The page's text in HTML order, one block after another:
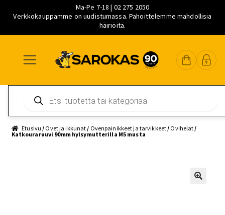
Ma-Pe 7-18 | 02 275 2050
Verkkokauppamme on uudistumassa. Pahoittelemme mahdollisia
häiriöitä.
navigointiin
sisältöön
pääsisältöön
search
Etusivu / Ovet ja ikkunat / Ovenpainikkeet ja tarvikkeet / Ovihelat /
Katkouraruuvi 90mm hylsymutterilla M5 musta